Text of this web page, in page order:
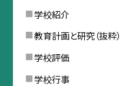
学校紹介
教育計画と研究（抜粋）
学校評価
学校行事